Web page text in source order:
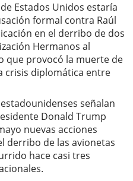
Estados Unidos estaría
formal contra Raúl
en el derribo de dos
Hermanos al
que provocó la muerte de
crisis diplomática entre
señalan
Donald Trump
nuevas acciones
derribo de las avionetas
hace casi tres